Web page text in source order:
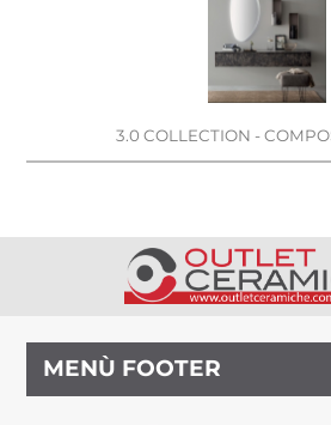
3.0 COLLECTION -
MENÙ FOOTER